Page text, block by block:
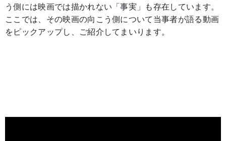
う側には映画では描かれない「事実」も存在しています。
ここでは、その映画の向こう側について当事者が語る動画
をピックアップし、ご紹介してまいります。